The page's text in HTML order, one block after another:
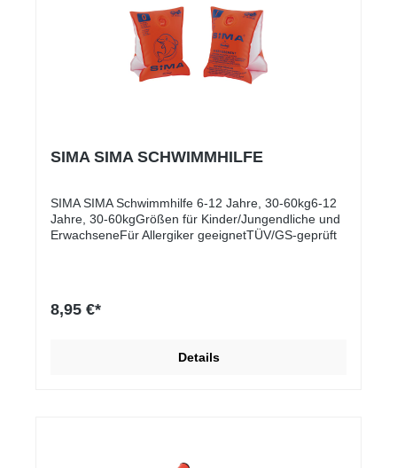
SIMA SIMA SCHWIMMHILFE
SIMA SIMA Schwimmhilfe 6-12 Jahre, 30-60kg6-12
Jahre, 30-60kgGrößen für Kinder/Jungendliche und
ErwachseneFür Allergiker geeignetTÜV/GS-geprüft
8,95 €*
Details